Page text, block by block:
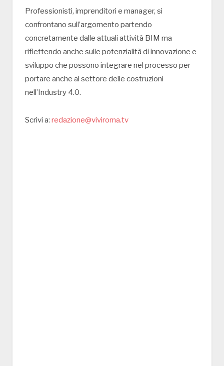
Professionisti, imprenditori e manager, si
confrontano sull’argomento partendo
concretamente dalle attuali attività BIM ma
riflettendo anche sulle potenzialità di innovazione e
sviluppo che possono integrare nel processo per
portare anche al settore delle costruzioni
nell’Industry 4.0.
Scrivi a: redazione@viviroma.tv